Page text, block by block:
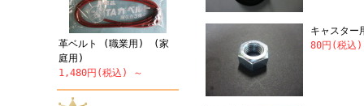
革ベルト (職業用) (家
庭用)
1,480円(税込) ～
キャスタ
80円(税込)